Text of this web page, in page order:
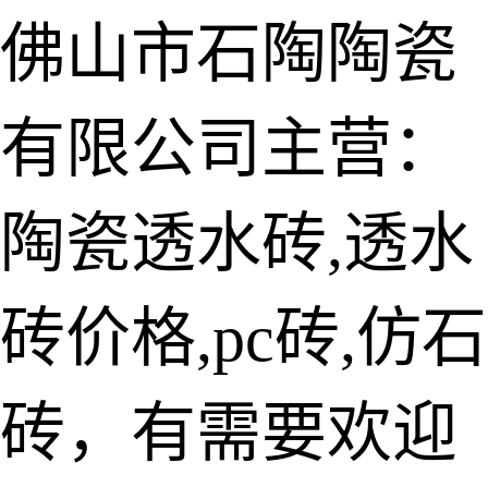
佛山市石陶陶瓷
有限公司主营：
陶瓷透水砖,透水
砖价格,pc砖,仿石
砖，有需要欢迎
陶瓷透水砖
生态仿石砖
仿石透水砖
承重仿石砖
细面透水砖